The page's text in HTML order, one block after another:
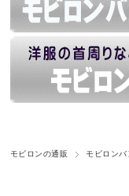
モビロンの通販 モビロンバ